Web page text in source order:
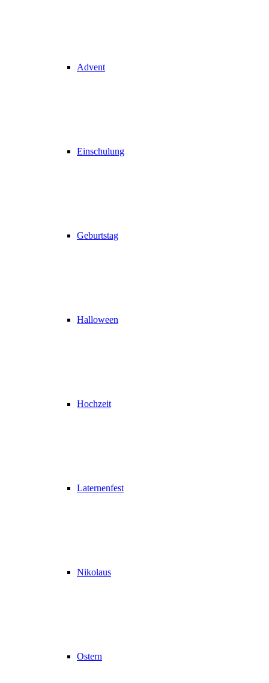
Advent
Einschulung
Geburtstag
Halloween
Hochzeit
Laternenfest
Nikolaus
Ostern